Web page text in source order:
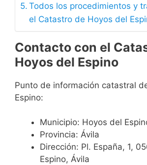
Todos los procedimientos y
el Catastro de Hoyos del
Contacto con el
Hoyos del Espino
Punto de información catastral
Espino:
Municipio: Hoyos del
Provincia: Ávila
Dirección: Pl. España, 1,
Espino, Ávila